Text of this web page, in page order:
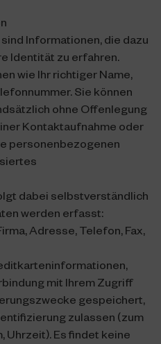
Informationen, die dazu
Identität zu erfahren.
wie Ihr richtiger Name,
Sie können
ohne Offenlegung
Kontaktaufnahme oder
personenbezogenen
dabei selbstverständlich
werden erfasst:
Adresse, Telefon, Fax,
mit Ihrem Zugriff
gespeichert,
zulassen (zum
Uhrzeit). Es findet keine